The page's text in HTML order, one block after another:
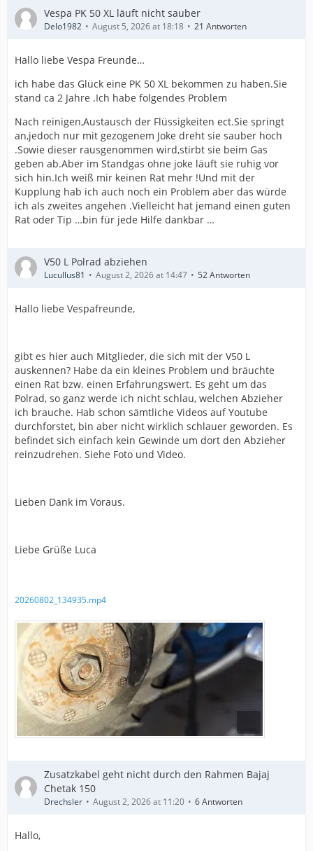
Vespa PK 50 XL läuft nicht sauber
Delo1982 August 5, 2026 at 18:18 21 Antworten
Hallo liebe Vespa Freunde…
ich habe das Glück eine PK 50 XL bekommen zu haben.Sie
stand ca 2 Jahre .Ich habe folgendes Problem
Nach reinigen,Austausch der Flüssigkeiten ect.Sie springt
an,jedoch nur mit gezogenem Joke dreht sie sauber hoch
.Sowie dieser rausgenommen wird,stirbt sie beim Gas
geben ab.Aber im Standgas ohne joke läuft sie ruhig vor
sich hin.Ich weiß mir keinen Rat mehr !Und mit der
Kupplung hab ich auch noch ein Problem aber das würde
ich als zweites angehen .Vielleicht hat jemand einen guten
Rat oder Tip …bin für jede Hilfe dankbar …
V50 L Polrad abziehen
Lucullus81 August 2, 2026 at 14:47 52 Antworten
Hallo liebe Vespafreunde,
gibt es hier auch Mitglieder, die sich mit der V50 L
auskennen? Habe da ein kleines Problem und bräuchte
einen Rat bzw. einen Erfahrungswert. Es geht um das
Polrad, so ganz werde ich nicht schlau, welchen Abzieher
ich brauche. Hab schon sämtliche Videos auf Youtube
durchforstet, bin aber nicht wirklich schlauer geworden. Es
befindet sich einfach kein Gewinde um dort den Abzieher
reinzudrehen. Siehe Foto und Video.
Lieben Dank im Voraus.
Liebe Grüße Luca
20260802_134935.mp4
Zusatzkabel geht nicht durch den Rahmen Bajaj
Chetak 150
Drechsler August 2, 2026 at 11:20 6 Antworten
Hallo,